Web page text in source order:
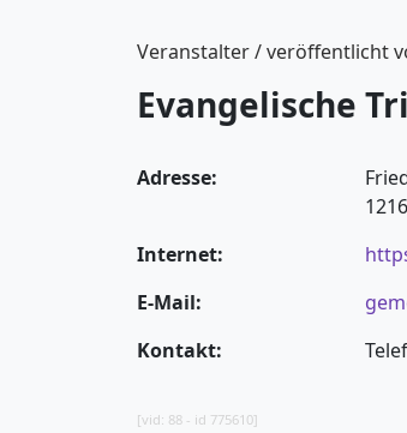
Veranstalter / veröffentlicht
Evangelische
Adresse:
Internet:
E-Mail:
Kontakt:
[vid: 88 - id 775610]